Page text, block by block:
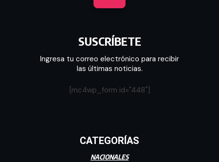
SUSCRÍBETE
Ingresa tu correo electrónico para recibir
las últimas noticias.
[mc4wp_form id="448"]
CATEGORÍAS
NACIONALES